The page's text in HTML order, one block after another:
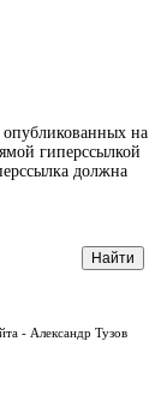
на
гиперссылкой
должна
- Александр Тузов